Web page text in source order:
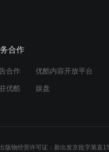
合作
合作 优酷内容开放平台
优酷 娱盘
出版物经营许可证：新出发京批字第直